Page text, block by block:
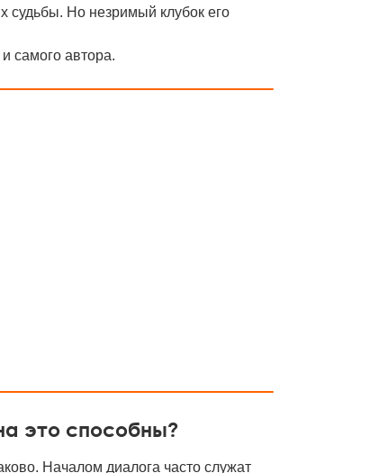
судьбы. Но незримый клубок его
самого автора.
это способны?
Началом диалога часто служат